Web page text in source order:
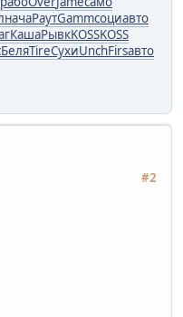
начаРаутGammсоциавто
КашаРывкKOSSKOSS
БеляTireСухиUnchFirsавто
#2